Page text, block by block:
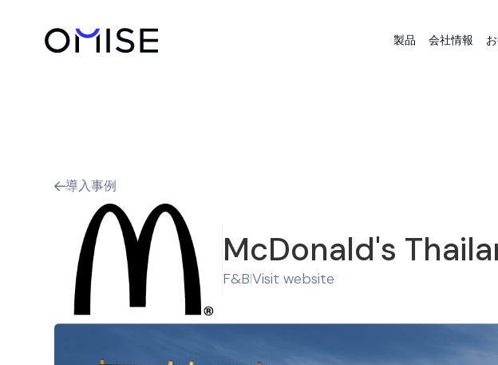
製品 会社情報
導入事例
McDonald's
F&B|Visit website